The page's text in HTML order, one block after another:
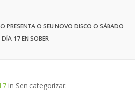
PRESENTA O SEU NOVO DISCO O SÁBADO
DÍA 17 EN SOBER
in Sen categorizar.